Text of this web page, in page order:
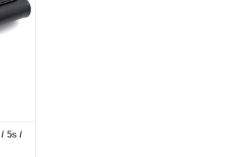
5s /